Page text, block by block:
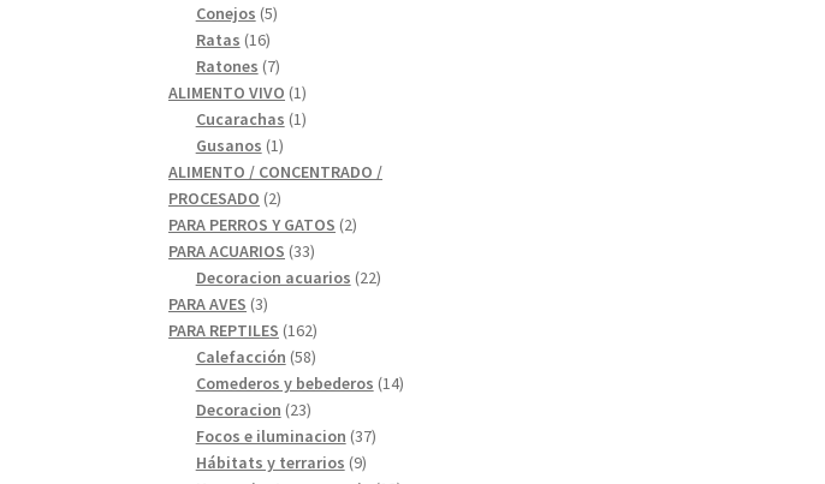
Conejos 55
Ratas 1616
productos
Ratones 77
productos
ALIMENTO VIVO 11
producto
Cucarachas 11
Gusanos 11
producto
ALIMENTO / CONCENTRADO /
PROCESADO 22
productos
PARA PERROS Y GATOS 22
PARA ACUARIOS 3333
productos
Decoracion acuarios 2222
PARA AVES 33
productos
PARA REPTILES 162162
productos
Calefacción 5858
productos
Comederos y bebederos 1414
Decoracion 2323
productos
Focos e iluminacion 3737
Hábitats y terrarios 99